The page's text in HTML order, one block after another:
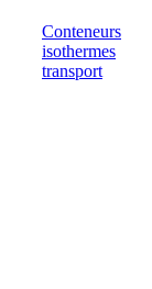
Conteneurs
isothermes
transport